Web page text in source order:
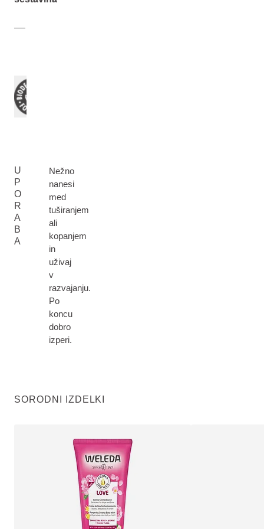
U
P
O
R
A
B
A
Nežno
nanesi
med
tuširanjem
ali
kopanjem
in
uživaj
v
razvajanju.
Po
koncu
dobro
izperi.
SORODNI IZDELKI